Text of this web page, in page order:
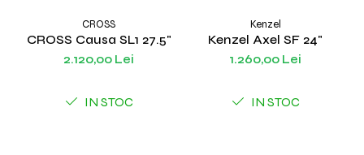
CROSS
CROSS Causa SL1 27.5"
2.120,00 Lei
IN STOC
Kenzel
Kenzel Axel SF 24"
1.260,00 Lei
IN STOC